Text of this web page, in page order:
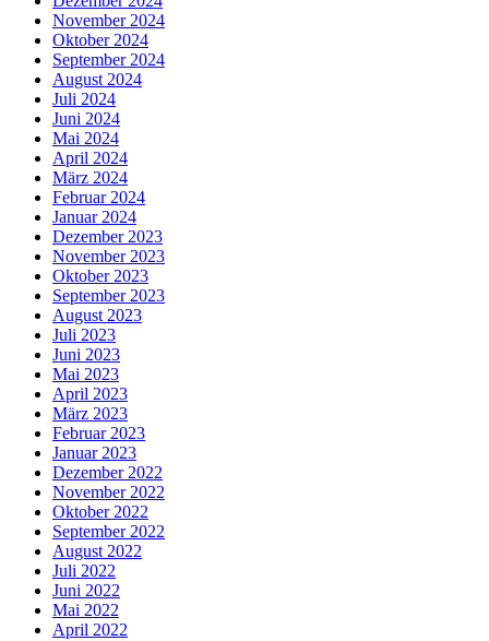
November 2024
Oktober 2024
September 2024
August 2024
Juli 2024
Juni 2024
Mai 2024
April 2024
März 2024
Februar 2024
Januar 2024
Dezember 2023
November 2023
Oktober 2023
September 2023
August 2023
Juli 2023
Juni 2023
Mai 2023
April 2023
März 2023
Februar 2023
Januar 2023
Dezember 2022
November 2022
Oktober 2022
September 2022
August 2022
Juli 2022
Juni 2022
Mai 2022
April 2022